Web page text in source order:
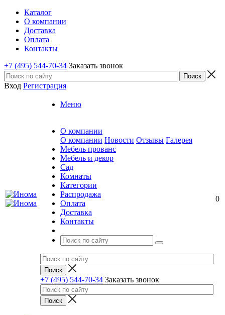
Каталог
О компании
Доставка
Оплата
Контакты
+7 (495) 544-70-34 Заказать звонок
Вход Регистрация
Меню
О компании
О компании Новости Отзывы Галерея
Мебель прованс
Мебель и декор
Сад
Комнаты
Категории
Распродажа
Оплата
Доставка
Контакты
+7 (495) 544-70-34 Заказать звонок
0